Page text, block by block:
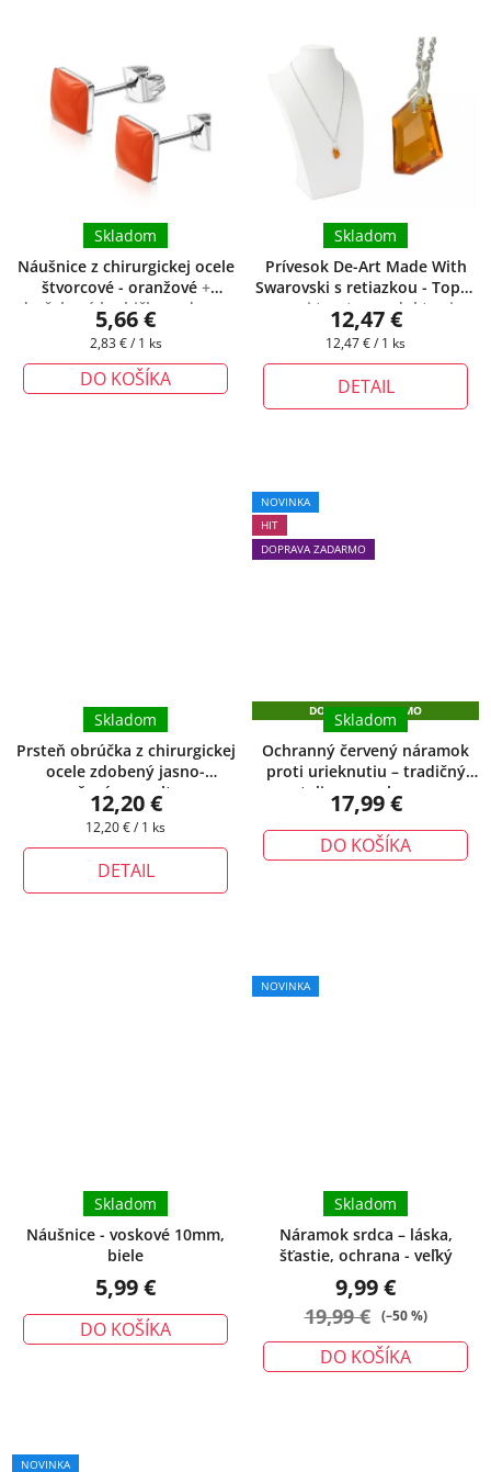
Náušnice z chirurgickej ocele
štvorcové - oranžové +
darčeková krabička zadarmo
Skladom
5,66 €
Jednotková
2,83 € / 1 ks
DO KOŠÍKA
Prívesok De-Art Made With
Swarovski s retiazkou - Topaz
+ pri tomto produkte si
môžete zvoliť dĺžku retiazky
Skladom
12,47 €
Jednotková
12,47 € / 1 ks
DETAIL
Prsteň obrúčka z chirurgickej
ocele zdobený jasno-
oranžovým smaltom
darčeková krabička zadarmo
Skladom
12,20 €
Jednotková
12,20 € / 1 ks
DETAIL
produktu
NOVINKA
HIT
DOPRAVA ZADARMO
DOPRAVA ZADARMO
Ochranný červený náramok
proti urieknutiu – tradičný
talizman ochrany
Skladom
17,99 €
DO KOŠÍKA
Náušnice - voskové 10mm,
biele
Skladom
5,99 €
DO KOŠÍKA
NOVINKA
Náramok srdca – láska,
šťastie, ochrana - veľký
Skladom
9,99 €
19,99 € (–50 %)
DO KOŠÍKA
NOVINKA